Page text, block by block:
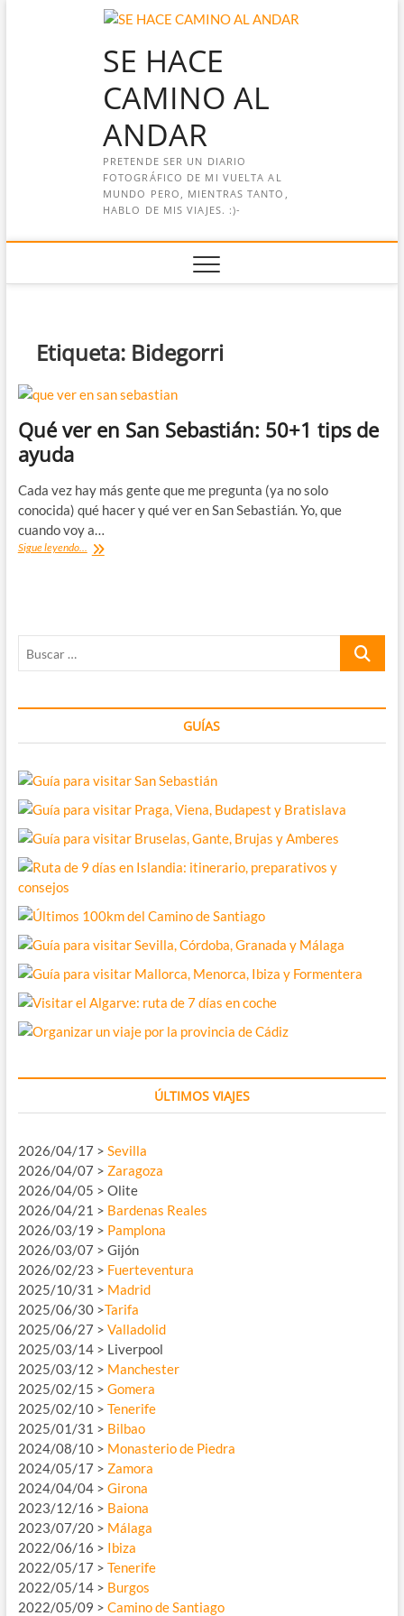
SE HACE
CAMINO AL
ANDAR
PRETENDE SER UN DIARIO
FOTOGRÁFICO DE MI VUELTA AL
MUNDO PERO, MIENTRAS TANTO,
HABLO DE MIS VIAJES. :)-
Etiqueta: Bidegorri
Qué ver en San Sebastián: 50+1 tips de
ayuda
Cada vez hay más gente que me pregunta (ya no solo
conocida) qué hacer y qué ver en San Sebastián. Yo, que
cuando voy a…
Sigue leyendo... Qué
Buscar
GUÍAS
ÚLTIMOS VIAJES
2026/04/17 > Sevilla
2026/04/07 > Zaragoza
2026/04/05 > Olite
2026/04/21 > Bardenas Reales
2026/03/19 > Pamplona
2026/03/07 > Gijón
2026/02/23 > Fuerteventura
2025/10/31 > Madrid
2025/06/30 >Tarifa
2025/06/27 > Valladolid
2025/03/14 > Liverpool
2025/03/12 > Manchester
2025/02/15 > Gomera
2025/02/10 > Tenerife
2025/01/31 > Bilbao
2024/08/10 > Monasterio de Piedra
2024/05/17 > Zamora
2024/04/04 > Girona
2023/12/16 > Baiona
2023/07/20 > Málaga
2022/06/16 > Ibiza
2022/05/17 > Tenerife
2022/05/14 > Burgos
2022/05/09 > Camino de Santiago